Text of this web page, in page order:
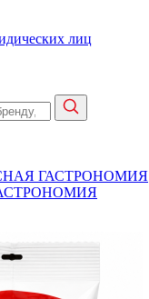
лиц
ГАСТРОНОМИЯ